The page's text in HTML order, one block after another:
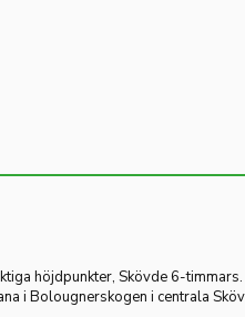
höjdpunkter, Skövde 6-timmars.
i Bolougnerskogen i centrala